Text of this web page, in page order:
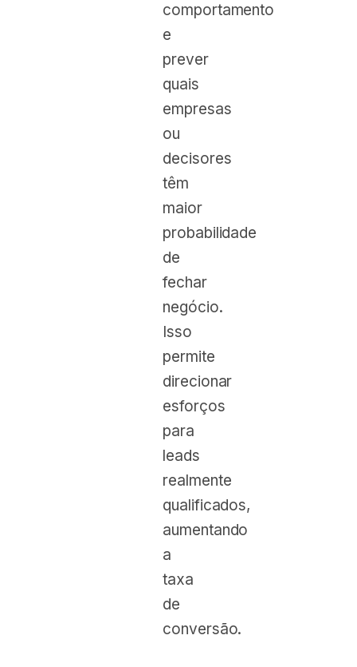
comportamento
e
prever
quais
empresas
ou
decisores
têm
maior
probabilidade
de
fechar
negócio.
Isso
permite
direcionar
esforços
para
leads
realmente
qualificados,
aumentando
a
taxa
de
conversão.